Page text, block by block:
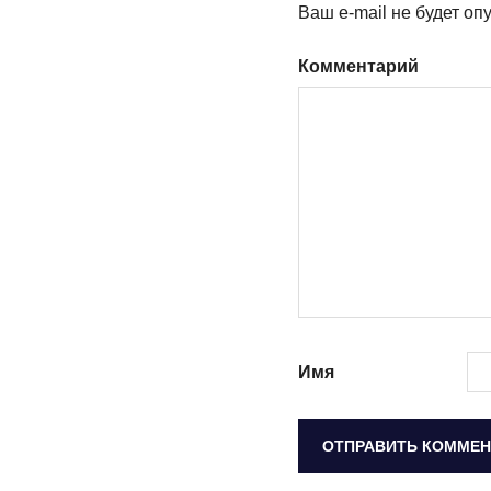
Ваш e-mail не будет
Комментарий
Имя